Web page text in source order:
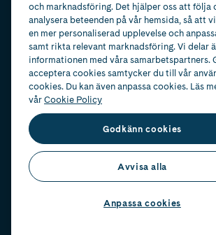
och marknadsföring. Det hjälper oss att följa
analysera beteenden på vår hemsida, så att
en mer personaliserad upplevelse och
samt rikta relevant marknadsföring. Vi delar
informationen med våra samarbetspartners.
acceptera cookies samtycker du till vår
cookies. Du kan även anpassa cookies. Läs
vårCookie Policy
Godkänn cookies
Avvisa alla
Anpassa cookies